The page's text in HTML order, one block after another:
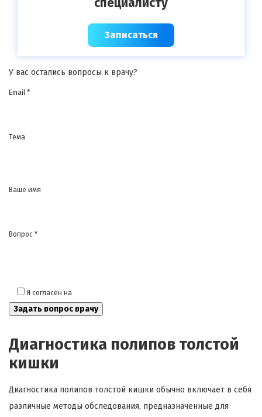
Записаться
У вас остались вопросы к врачу?
Email *
Тема
Ваше имя
Вопрос *
Я согласен на
Диагностика полипов толстой
кишки
Диагностика полипов толстой кишки обычно включает в себя
различные методы обследования, предназначенные для